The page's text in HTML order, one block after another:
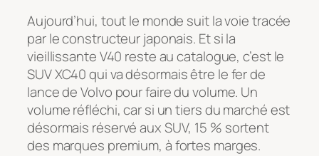
Aujourd’hui, tout le monde suit la voie tracée
par le constructeur japonais. Et si la
vieillissante V40 reste au catalogue, c’est le
SUV XC40 qui va désormais être le fer de
lance de Volvo pour faire du volume. Un
volume réfléchi, car si un tiers du marché est
désormais réservé aux SUV, 15 % sortent
des marques premium, à fortes marges.